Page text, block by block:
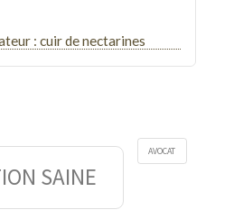
: cuir de nectarines
SAINE
AVOCAT